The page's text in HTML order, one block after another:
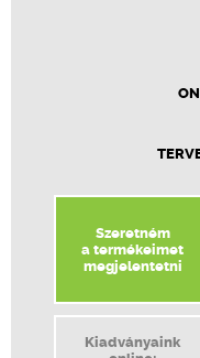
Szeretném
a termékeimet
megjelentetni
Kiadványaink